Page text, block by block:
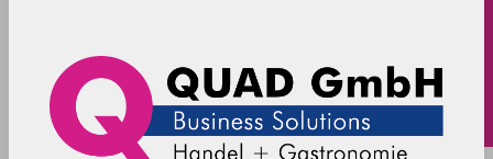
- schwarz
SPK607-02